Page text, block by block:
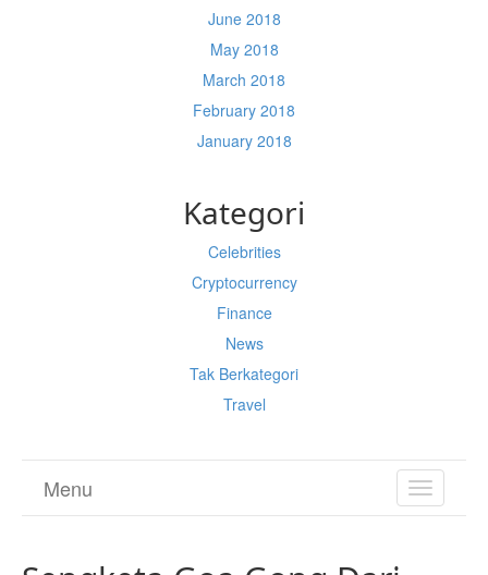
June 2018
May 2018
March 2018
February 2018
January 2018
Kategori
Celebrities
Cryptocurrency
Finance
News
Tak Berkategori
Travel
TOGGLE
Menu